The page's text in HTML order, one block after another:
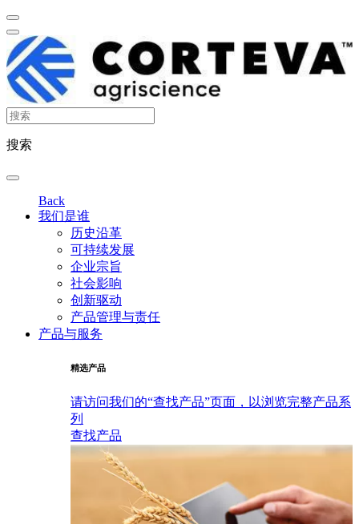
搜索
Back
我们是谁
历史沿革
可持续发展
企业宗旨
社会影响
创新驱动
产品管理与责任
产品与服务
精选产品
请访问我们的“查找产品”页面，以浏览完整产品系
列
查找产品